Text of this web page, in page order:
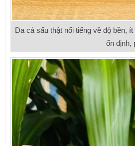
Da cá sấu thật nổi tiếng về độ bền,
ổn định,